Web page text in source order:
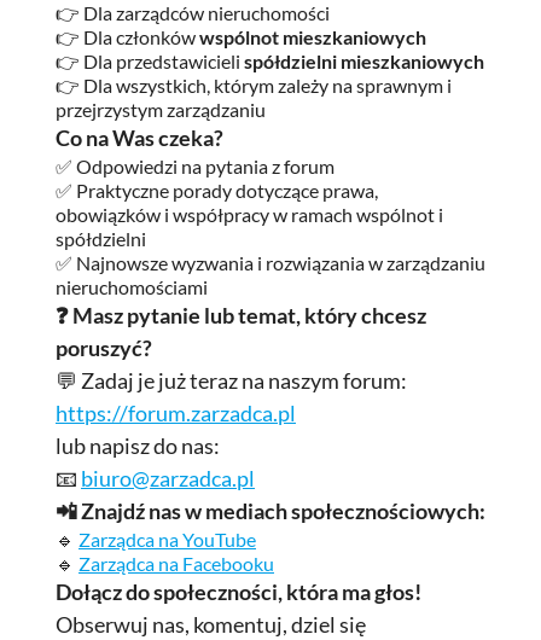
👉 Dla zarządców nieruchomości
👉 Dla członkówwspólnot mieszkaniowych
👉 Dla przedstawicieli spółdzielni mieszkaniowych
👉 Dla wszystkich, którym zależy na sprawnym i
przejrzystym zarządzaniu
Co na Was czeka?
✅ Odpowiedzi na pytania z forum
✅ Praktyczne porady dotyczące prawa,
obowiązków i współpracy w ramach wspólnot i
spółdzielni
✅ Najnowsze wyzwania i rozwiązania w zarządzaniu
nieruchomościami
❓ Masz pytanie lub temat, który chcesz
poruszyć?
💬 Zadaj je już teraz na naszym forum:
https://forum.zarzadca.pl
lub napisz do nas:
📧 biuro@zarzadca.pl
📲 Znajdź nas w mediach społecznościowych:
🔹 Zarządca na YouTube
🔹 Zarządca na Facebooku
Dołącz do społeczności, która ma głos!
Obserwuj nas, komentuj, dziel się